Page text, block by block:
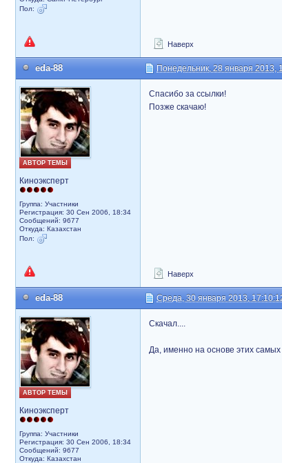
Пол:
Наверх
eda-88 Понедельник, 28 января 2013,
АВТОР ТЕМЫ
Киноэксперт
Группа: Участники
Регистрация: 30 Сен 2006, 18:34
Сообщений: 9677
Откуда: Казахстан
Пол:
Спасибо за ссылки!
Позже скачаю!
Наверх
eda-88 Среда, 30 января 2013,
АВТОР ТЕМЫ
Киноэксперт
Группа: Участники
Регистрация: 30 Сен 2006, 18:34
Сообщений: 9677
Откуда: Казахстан
Скачал....
Да, именно на основе этих самых